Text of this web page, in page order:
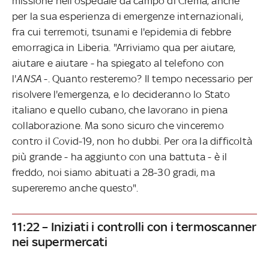
per la sua esperienza di emergenze internazionali,
fra cui terremoti, tsunami e l'epidemia di febbre
emorragica in Liberia. "Arriviamo qua per aiutare,
aiutare e aiutare - ha spiegato al telefono con
l'ANSA -. Quanto resteremo? Il tempo necessario per
risolvere l'emergenza, e lo decideranno lo Stato
italiano e quello cubano, che lavorano in piena
collaborazione. Ma sono sicuro che vinceremo
contro il Covid-19, non ho dubbi. Per ora la difficoltà
più grande - ha aggiunto con una battuta - è il
freddo, noi siamo abituati a 28-30 gradi, ma
supereremo anche questo".
11:22 – Iniziati i controlli con i termoscanner
nei supermercati